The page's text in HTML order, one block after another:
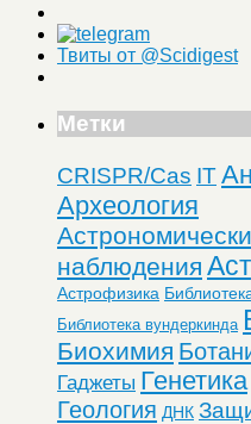
Твиты от @Scidigest
Метки
CRISPR/Cas IT
Археология
наблюдения
Астрофизика
Библиотека вундеркинда
Биохимия
Гаджеты Генетика
Геология ДНК